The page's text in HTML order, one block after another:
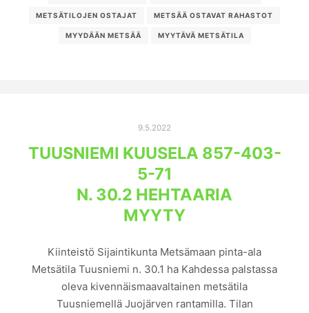
METSÄTILOJEN OSTAJAT METSÄÄ OSTAVAT RAHASTOT
MYYDÄÄN METSÄÄ MYYTÄVÄ METSÄTILA
9.5.2022
TUUSNIEMI KUUSELA 857-403-
5-71
N. 30.2 HEHTAARIA
MYYTY
Kiinteistö Sijaintikunta Metsämaan pinta-ala
Metsätila Tuusniemi n. 30.1 ha Kahdessa palstassa
oleva kivennäismaavaltainen metsätila
Tuusniemellä Juojärven rantamilla. Tilan